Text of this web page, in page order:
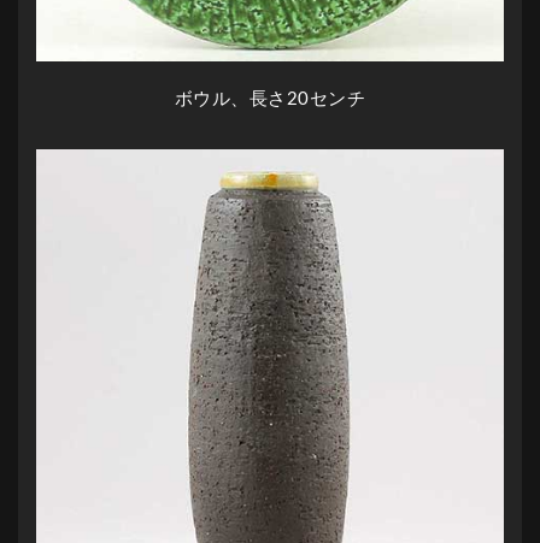
ボウル、 長さ 20センチ